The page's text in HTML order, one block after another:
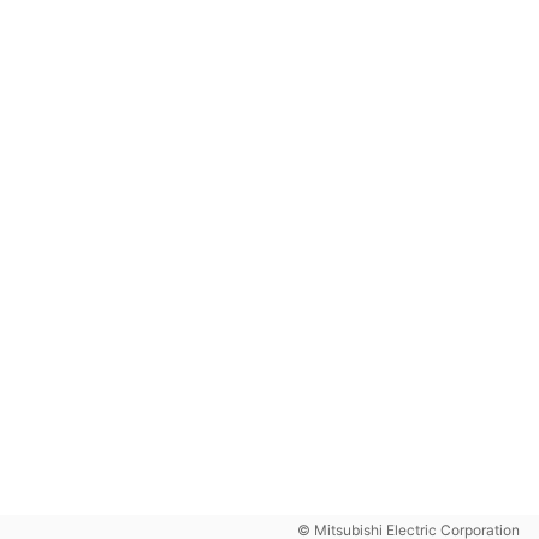
© Mitsubishi Electric Corporation